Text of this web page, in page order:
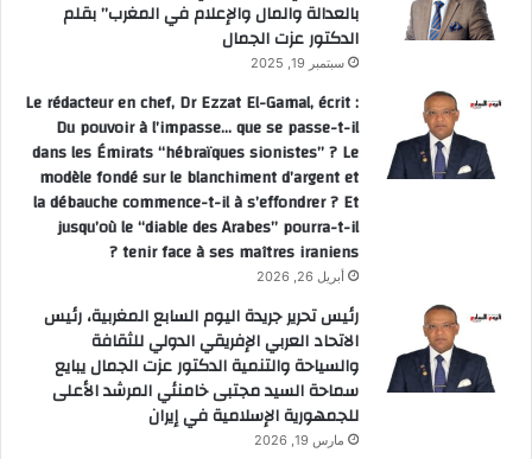
بالعدالة والمال والإعلام في المغرب” بقلم
الدكتور عزت الجمال
سبتمبر 19, 2025
Le rédacteur en chef, Dr Ezzat El-Gamal, écrit :
Du pouvoir à l’impasse… que se passe-t-il
dans les Émirats “hébraïques sionistes” ? Le
modèle fondé sur le blanchiment d’argent et
la débauche commence-t-il à s’effondrer ? Et
jusqu’où le “diable des Arabes” pourra-t-il
tenir face à ses maîtres iraniens ?
أبريل 26, 2026
رئيس تحرير جريدة اليوم السابع المغربية، رئيس
الاتحاد العربي الإفريقي الدولي للثقافة
والسياحة والتنمية الدكتور عزت الجمال يبايع
سماحة السيد مجتبى خامنئي المرشد الأعلى
للجمهورية الإسلامية في إيران
مارس 19, 2026